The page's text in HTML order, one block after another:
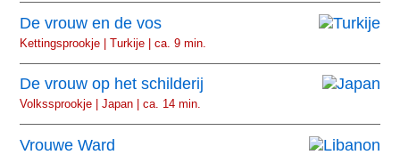
De vrouw en de vos
Kettingsprookje | Turkije | ca. 9 min.
De vrouw op het schilderij
Volkssprookje | Japan | ca. 14 min.
Vrouwe Ward